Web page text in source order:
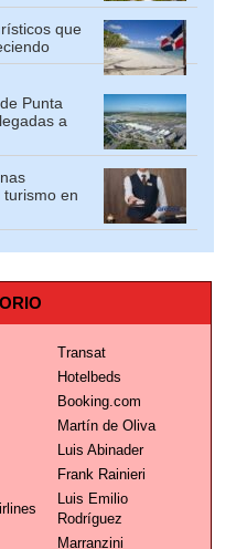
que
Punta
a
en
Transat
Hotelbeds
Booking.com
Martín de Oliva
Luis Abinader
Frank Rainieri
Luis Emilio
Rodríguez
Marranzini